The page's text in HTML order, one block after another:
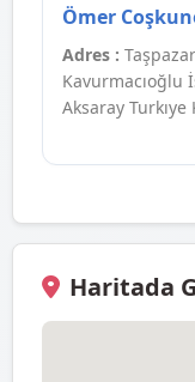
Ömer
Adres :
Kavurmacıoğlu
Aksaray
Haritada